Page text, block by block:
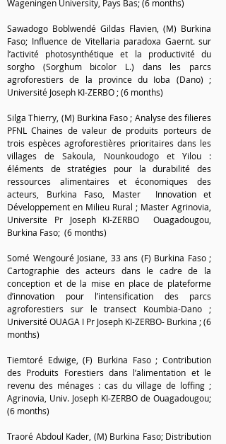
Wageningen University, Pays Bas; (6 months)
Sawadogo Boblwendé Gildas Flavien, (M) Burkina
Faso; Influence de Vitellaria paradoxa Gaernt. sur
l’activité photosynthétique et la productivité du
sorgho (Sorghum bicolor L.) dans les parcs
agroforestiers de la province du Ioba (Dano) ;
Université Joseph KI-ZERBO ; (6 months)
Silga Thierry, (M) Burkina Faso ; Analyse des filieres
PFNL Chaines de valeur de produits porteurs de
trois espèces agroforestières prioritaires dans les
villages de Sakoula, Nounkoudogo et Yilou :
éléments de stratégies pour la durabilité des
ressources alimentaires et économiques des
acteurs, Burkina Faso, Master Innovation et
Développement en Milieu Rural ; Master Agrinovia,
Universite Pr Joseph KI-ZERBO Ouagadougou,
Burkina Faso; (6 months)
Somé Wengouré Josiane, 33 ans (F) Burkina Faso ;
Cartographie des acteurs dans le cadre de la
conception et de la mise en place de plateforme
d’innovation pour l’intensification des parcs
agroforestiers sur le transect Koumbia-Dano ;
Université OUAGA I Pr Joseph KI-ZERBO- Burkina ; (6
months)
Tiemtoré Edwige, (F) Burkina Faso ; Contribution
des Produits Forestiers dans l’alimentation et le
revenu des ménages : cas du village de loffing ;
Agrinovia, Univ. Joseph KI-ZERBO de Ouagadougou;
(6 months)
Traoré Abdoul Kader, (M) Burkina Faso; Distribution